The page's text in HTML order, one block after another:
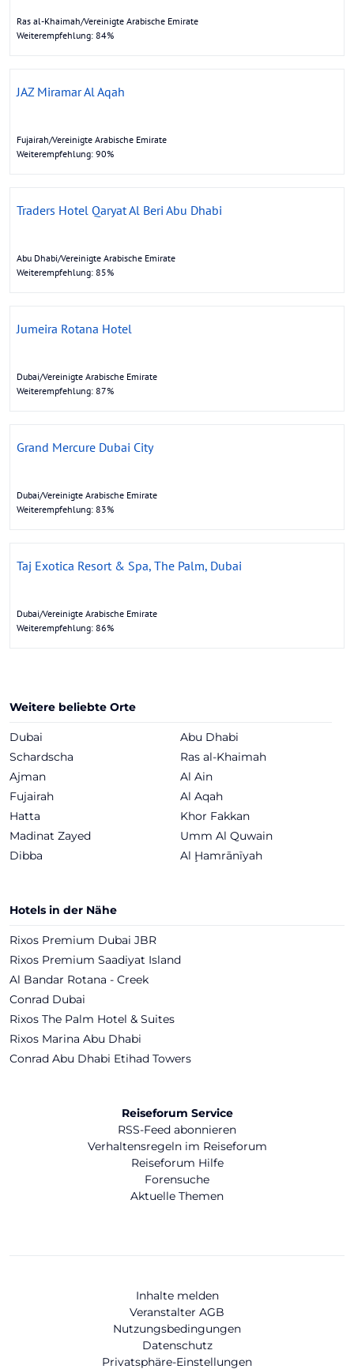
Ras al-Khaimah/Vereinigte Arabische Emirate
Weiterempfehlung: 84%
JAZ Miramar Al Aqah
Fujairah/Vereinigte Arabische Emirate
Weiterempfehlung: 90%
Traders Hotel Qaryat Al Beri Abu Dhabi
Abu Dhabi/Vereinigte Arabische Emirate
Weiterempfehlung: 85%
Jumeira Rotana Hotel
Dubai/Vereinigte Arabische Emirate
Weiterempfehlung: 87%
Grand Mercure Dubai City
Dubai/Vereinigte Arabische Emirate
Weiterempfehlung: 83%
Taj Exotica Resort & Spa, The Palm, Dubai
Dubai/Vereinigte Arabische Emirate
Weiterempfehlung: 86%
Weitere beliebte Orte
Dubai
Abu Dhabi
Schardscha
Ras al-Khaimah
Ajman
Al Ain
Fujairah
Al Aqah
Hatta
Khor Fakkan
Madinat Zayed
Umm Al Quwain
Dibba
Al Ḩamrānīyah
Hotels in der Nähe
Rixos Premium Dubai JBR
Rixos Premium Saadiyat Island
Al Bandar Rotana - Creek
Conrad Dubai
Rixos The Palm Hotel & Suites
Rixos Marina Abu Dhabi
Conrad Abu Dhabi Etihad Towers
Reiseforum Service
RSS-Feed abonnieren
Verhaltensregeln im Reiseforum
Reiseforum Hilfe
Forensuche
Aktuelle Themen
Inhalte melden
Veranstalter AGB
Nutzungsbedingungen
Datenschutz
Privatsphäre-Einstellungen